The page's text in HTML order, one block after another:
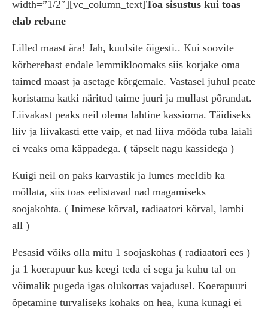
width=”1/2″][vc_column_text]Toa sisustus kui toas
elab rebane
Lilled maast ära! Jah, kuulsite õigesti.. Kui soovite
kõrberebast endale lemmikloomaks siis korjake oma
taimed maast ja asetage kõrgemale. Vastasel juhul peate
koristama katki näritud taime juuri ja mullast põrandat.
Liivakast peaks neil olema lahtine kassioma. Täidiseks
liiv ja liivakasti ette vaip, et nad liiva mööda tuba laiali
ei veaks oma käppadega. ( täpselt nagu kassidega )
Kuigi neil on paks karvastik ja lumes meeldib ka
möllata, siis toas eelistavad nad magamiseks
soojakohta. ( Inimese kõrval, radiaatori kõrval, lambi
all )
Pesasid võiks olla mitu 1 soojaskohas ( radiaatori ees )
ja 1 koerapuur kus keegi teda ei sega ja kuhu tal on
võimalik pugeda igas olukorras vajadusel. Koerapuuri
õpetamine turvaliseks kohaks on hea, kuna kunagi ei